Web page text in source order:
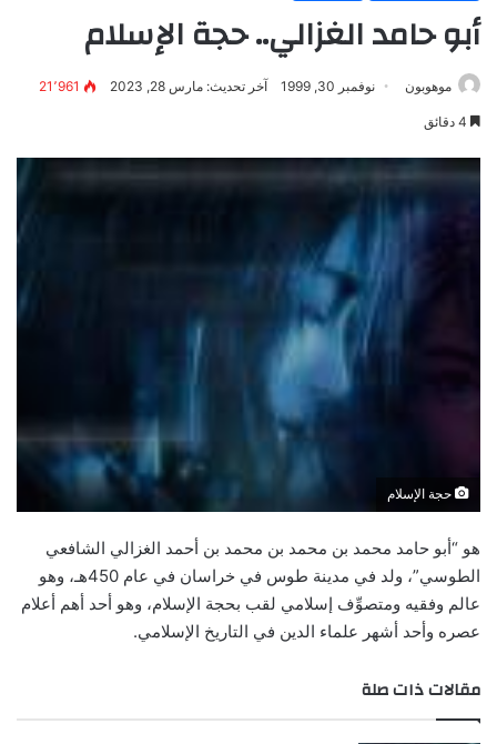
أبو حامد الغزالي.. حجة الإسلام
موهوبون نوفمبر 30, 1999 آخر تحديث: مارس 28, 2023 21٬961
حجة الإسلام
هو “أبو حامد محمد بن محمد بن محمد بن أحمد الغزالي الشافعي
الطوسي”، ولد في مدينة طوس في خراسان في عام 450هـ، وهو
عالم وفقيه ومتصوِّف إسلامي لقب بحجة الإسلام، وهو أحد أهم أعلام
عصره وأحد أشهر علماء الدين في التاريخ الإسلامي.
مقالات ذات صلة